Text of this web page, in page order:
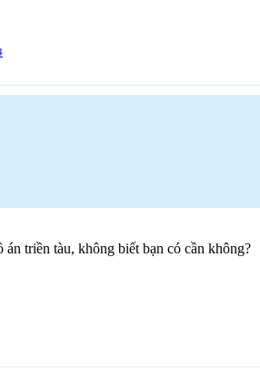
án triền tàu, không biết bạn có cần không?